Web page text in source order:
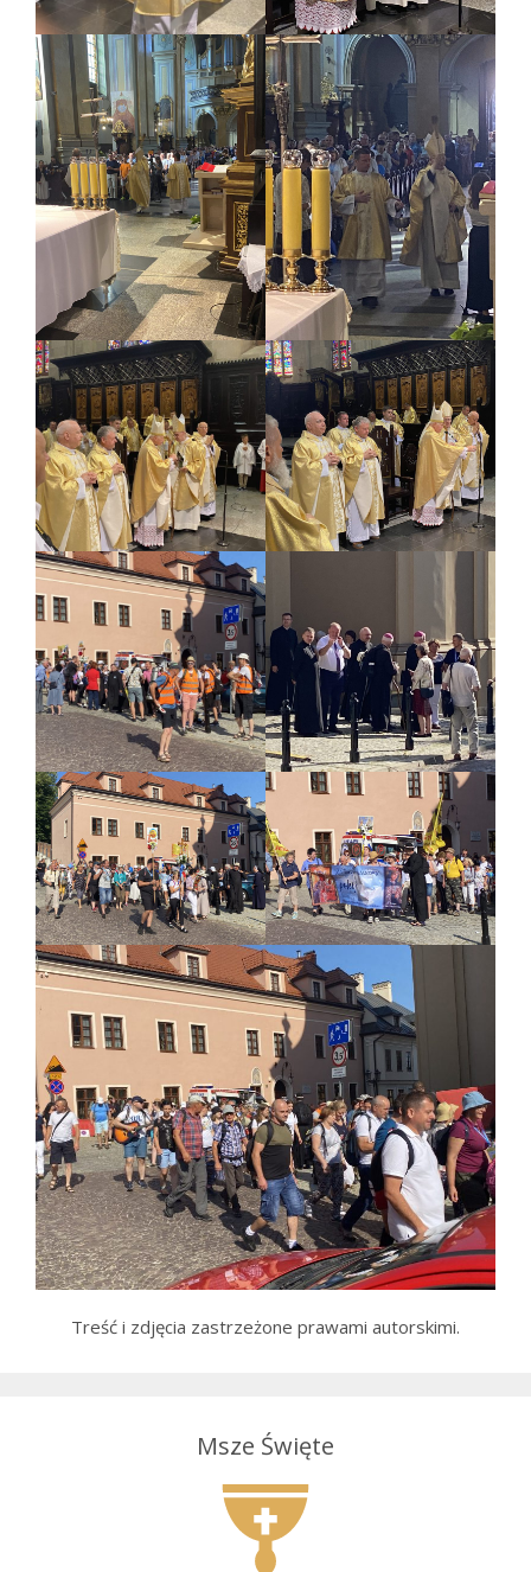
Treść i zdjęcia zastrzeżone prawami autorskimi.
Msze Święte